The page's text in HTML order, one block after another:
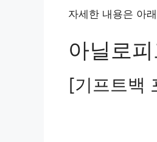
자세한 내용은 아
아닐로
[기프트백